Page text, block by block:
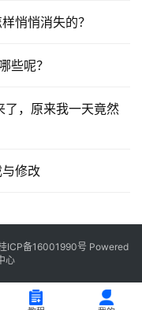
悄悄消失的？
些呢？
，原来我一天竟然
修改
ICP备16001990号 Powered
心